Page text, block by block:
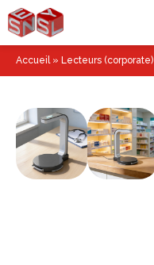
Accueil» Lecteurs (corporate)